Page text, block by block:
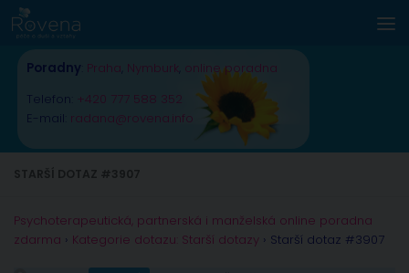
Skip to content
Poradny Praha Nymburk online poradna
Telefon: +420 777 588 352
E-mail: radana@rovena.info
Psychoterapeutická, partnerská i manželská online poradna
zdarma › Kategorie dotazu: Starší dotazy › Starší dotaz #3907